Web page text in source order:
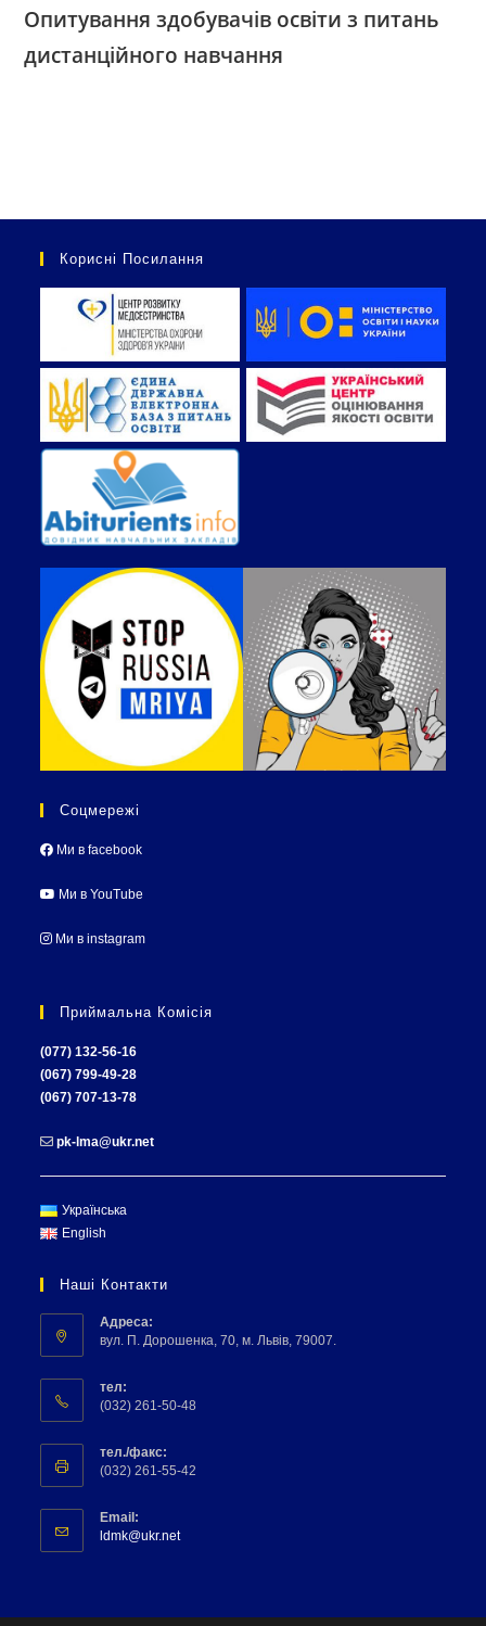
Опитування здобувачів освіти з питань
дистанційного навчання
Корисні Посилання
Соцмережі
Ми в facebook
Ми в YouTube
Ми в instagram
Приймальна Комісія
(077) 132-56-16
(067) 799-49-28
(067) 707-13-78
pk-lma@ukr.net
Українська
English
Наші Контакти
Адреса:
вул. П. Дорошенка, 70, м. Львів, 79007.
тел:
(032) 261-50-48
тел./факс:
(032) 261-55-42
Email:
ldmk@ukr.net